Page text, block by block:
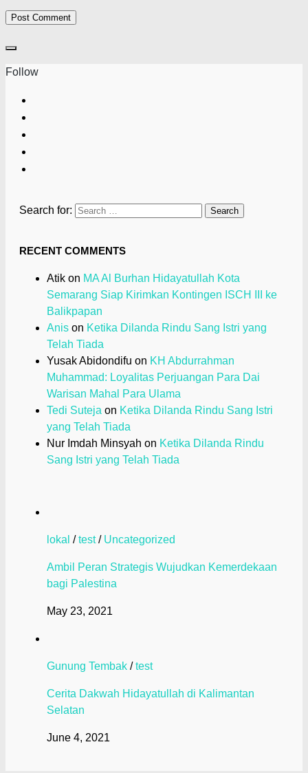
Follow
Search for:
RECENT COMMENTS
Atik on MA Al Burhan Hidayatullah Kota
Semarang Siap Kirimkan Kontingen ISCH III ke
Balikpapan
Anis on Ketika Dilanda Rindu Sang Istri yang
Telah Tiada
Yusak Abidondifu on KH Abdurrahman
Muhammad: Loyalitas Perjuangan Para Dai
Warisan Mahal Para Ulama
Tedi Suteja on Ketika Dilanda Rindu Sang Istri
yang Telah Tiada
Nur Imdah Minsyah on Ketika Dilanda Rindu
Sang Istri yang Telah Tiada
lokal /test/ Uncategorized
Ambil Peran Strategis Wujudkan Kemerdekaan
bagi Palestina
May 23, 2021
Gunung Tembak /test
Cerita Dakwah Hidayatullah di Kalimantan
Selatan
June 4, 2021